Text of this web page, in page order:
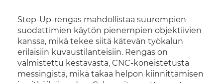
Step-Up-rengas mahdollistaa suurempien
suodattimien käytön pienempien objektiivien
kanssa, mikä tekee siitä kätevän työkalun
erilaisiin kuvaustilanteisiin. Rengas on
valmistettu kestävästä, CNC-koneistetusta
messingistä, mikä takaa helpon kiinnittämisen